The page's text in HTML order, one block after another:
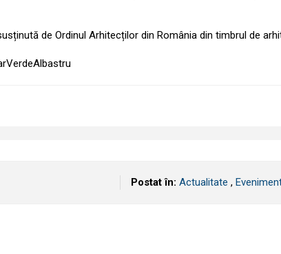
de Ordinul Arhitecților din România din timbrul de
Postat în: Actualitate ,